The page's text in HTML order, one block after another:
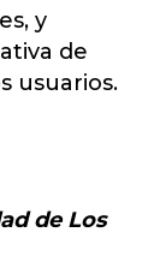
y
de
usuarios.
de Los